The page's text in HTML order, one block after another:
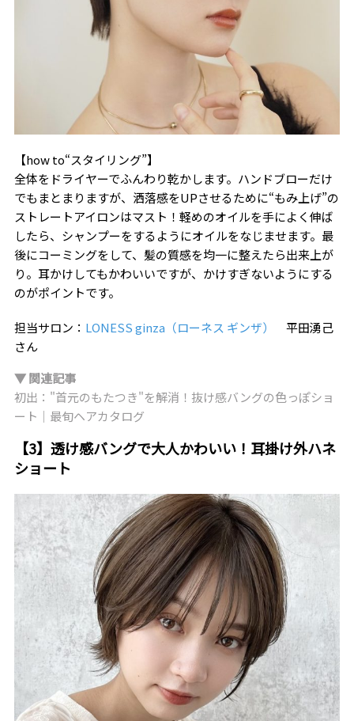
【how to“スタイリング”】
全体をドライヤーでふんわり乾かします。ハンドブローだけ
でもまとまりますが、洒落感をUPさせるために“もみ上げ”の
ストレートアイロンはマスト！軽めのオイルを手によく伸ば
したら、シャンプーをするようにオイルをなじませます。最
後にコーミングをして、髪の質感を均一に整えたら出来上が
り。耳かけしてもかわいいですが、かけすぎないようにする
のがポイントです。
担当サロン： LONESS ginza（ローネス ギンザ）
平田湧己
さん
▼ 関連記事
初出："首元のもたつき"を解消！抜け感バングの色っぽショ
ート｜最旬ヘアカタログ
【3】透け感バングで大人かわいい！耳掛け外ハネ
ショート